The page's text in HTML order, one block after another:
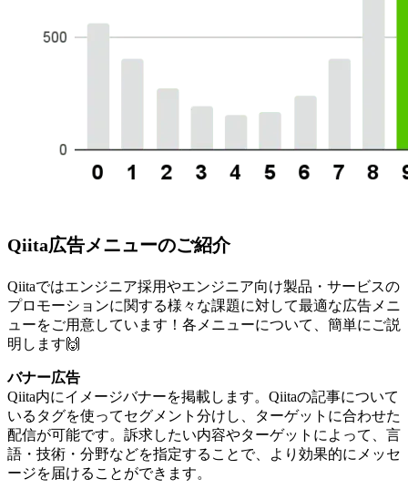
Qiita広告メニューのご紹介
Qiitaではエンジニア採用やエンジニア向け製品・サービスの
プロモーションに関する様々な課題に対して最適な広告メニ
ューをご用意しています！各メニューについて、簡単にご説
明します🙌
バナー広告
Qiita内にイメージバナーを掲載します。Qiitaの記事について
いるタグを使ってセグメント分けし、ターゲットに合わせた
配信が可能です。訴求したい内容やターゲットによって、言
語・技術・分野などを指定することで、より効果的にメッセ
ージを届けることができます。